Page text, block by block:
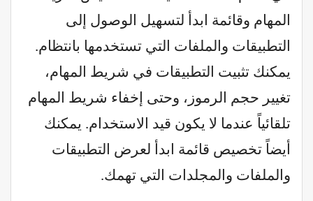
المهام وقائمة ابدأ لتسهيل الوصول إلى
التطبيقات والملفات التي تستخدمها بانتظام.
يمكنك تثبيت التطبيقات في شريط المهام،
تغيير حجم الرموز، وحتى إخفاء شريط المهام
تلقائياً عندما لا يكون قيد الاستخدام. يمكنك
أيضاً تخصيص قائمة ابدأ لعرض التطبيقات
والملفات والمجلدات التي تهمك.